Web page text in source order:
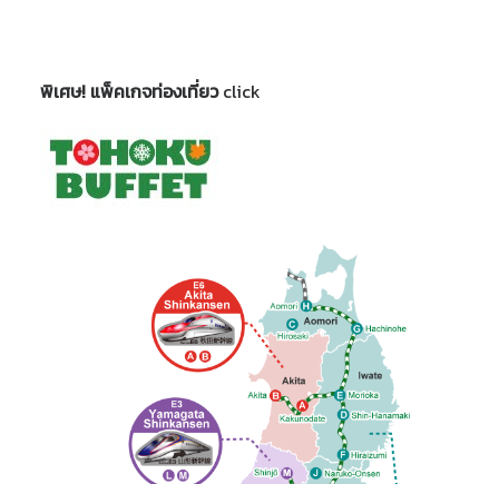
พิเศษ! แพ็คเกจท่องเที่ยว click